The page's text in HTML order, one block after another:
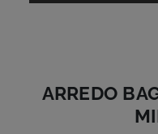
ARREDO